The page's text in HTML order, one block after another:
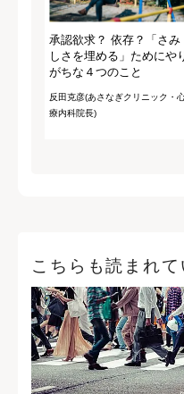
承認欲求？ 依存？「さみ
しさを埋める」ためにや
がちな４つのこと
反田克彦(あさなぎクリニック・
療内科院長)
こちらも読まれて